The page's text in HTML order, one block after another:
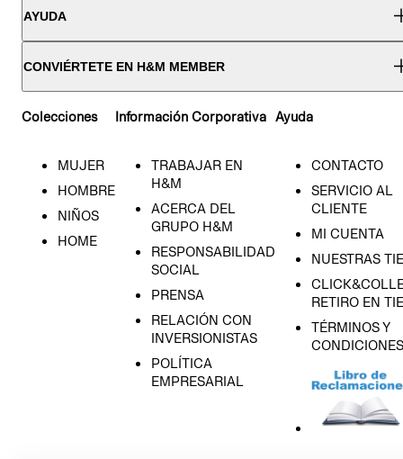
AYUDA
CONVIÉRTETE EN H&M MEMBER
Colecciones
MUJER
HOMBRE
NIÑOS
HOME
Información Corporativa
TRABAJAR EN
H&M
ACERCA DEL
GRUPO H&M
RESPONSABILIDAD
SOCIAL
PRENSA
RELACIÓN CON
INVERSIONISTAS
POLÍTICA
EMPRESARIAL
Ayuda
CONTACTO
SERVICIO AL
CLIENTE
MI CUENTA
NUESTRAS
RETIRO EN
TÉRMINOS Y
CONDICIONES